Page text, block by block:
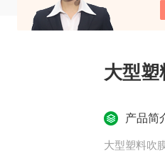
大型塑
产品简
大型塑料吹